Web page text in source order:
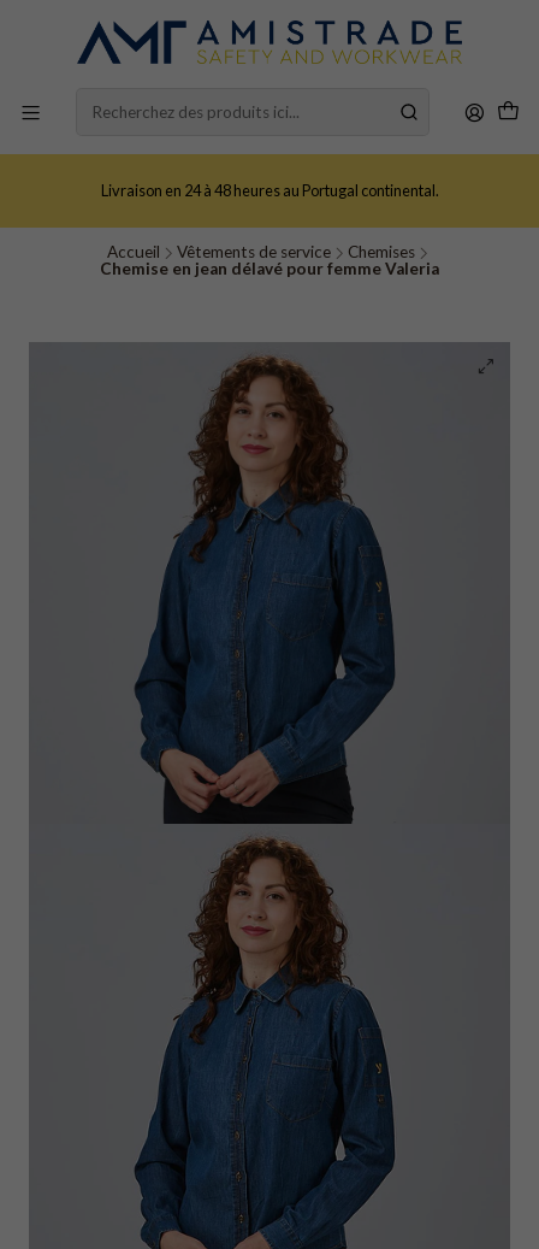
Livraison en 24 à 48 heures au Portugal continental.
Accueil Vêtements de service
Chemises
Chemise en jean délavé pour femme Valeria